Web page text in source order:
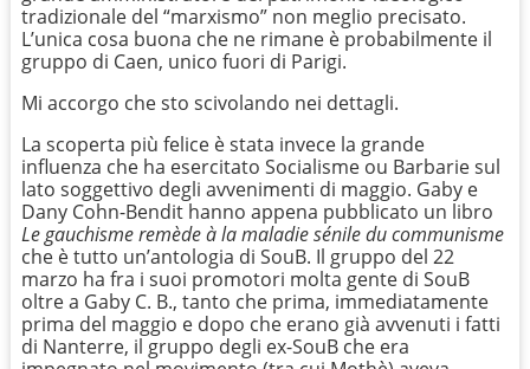
tradizionale del “marxismo” non meglio precisato.
L’unica cosa buona che ne rimane è probabilmente il
gruppo di Caen, unico fuori di Parigi.
Mi accorgo che sto scivolando nei dettagli.
La scoperta più felice è stata invece la grande
influenza che ha esercitato Socialisme ou Barbarie sul
lato soggettivo degli avvenimenti di maggio. Gaby e
Dany Cohn-Bendit hanno appena pubblicato un libro
Le gauchisme remède à la maladie sénile du communisme
che è tutto un’antologia di SouB. Il gruppo del 22
marzo ha fra i suoi promotori molta gente di SouB
oltre a Gaby C. B., tanto che prima, immediatamente
prima del maggio e dopo che erano già avvenuti i fatti
di Nanterre, il gruppo degli ex-SouB che era